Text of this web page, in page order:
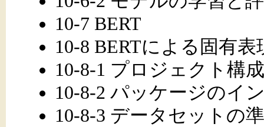
10-7 BERT
10-8 BERTによる固有
10-8-1 プロジェクト構成
10-8-2 パッケージのイ
10-8-3 データセットの